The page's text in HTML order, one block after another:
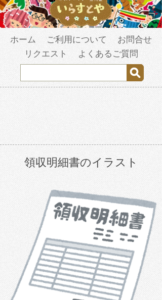
ホーム ご利用について
お問合せ
リクエスト
よくあるご質問
領収明細書のイラスト